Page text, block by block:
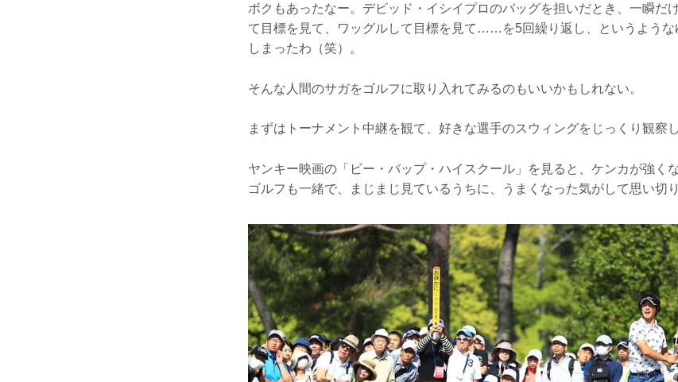
ボクもあったなー。デビッド・イシイプロのバッグを担いだとき、一瞬だ
て目標を見て、ワッグルして目標を見て……を5回繰り返し、というような
しまったわ（笑）。
そんな人間のサガをゴルフに取り入れてみるのもいいかもしれない。
まずはトーナメント中継を観て、好きな選手のスウィングをじっくり観察
ヤンキー映画の「ビー・バップ・ハイスクール」を見ると、ケンカが強く
ゴルフも一緒で、まじまじ見ているうちに、うまくなった気がして思い切